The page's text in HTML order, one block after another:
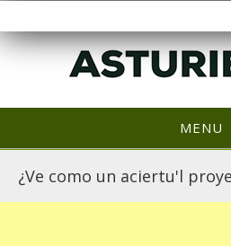
MENU
¿Ve como un aciertu'l